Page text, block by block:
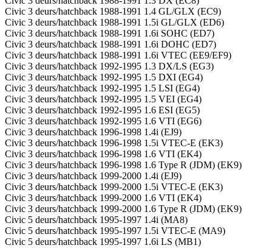
Civic 3 deurs/hatchback 1988-1991 1.4 GL/GLX (EC9)
Civic 3 deurs/hatchback 1988-1991 1.5i GL/GLX (ED6)
Civic 3 deurs/hatchback 1988-1991 1.6i SOHC (ED7)
Civic 3 deurs/hatchback 1988-1991 1.6i DOHC (ED7)
Civic 3 deurs/hatchback 1988-1991 1.6i VTEC (EE9/EF9)
Civic 3 deurs/hatchback 1992-1995 1.3 DX/LS (EG3)
Civic 3 deurs/hatchback 1992-1995 1.5 DXI (EG4)
Civic 3 deurs/hatchback 1992-1995 1.5 LSI (EG4)
Civic 3 deurs/hatchback 1992-1995 1.5 VEI (EG4)
Civic 3 deurs/hatchback 1992-1995 1.6 ESI (EG5)
Civic 3 deurs/hatchback 1992-1995 1.6 VTI (EG6)
Civic 3 deurs/hatchback 1996-1998 1.4i (EJ9)
Civic 3 deurs/hatchback 1996-1998 1.5i VTEC-E (EK3)
Civic 3 deurs/hatchback 1996-1998 1.6 VTI (EK4)
Civic 3 deurs/hatchback 1996-1998 1.6 Type R (JDM) (EK9)
Civic 3 deurs/hatchback 1999-2000 1.4i (EJ9)
Civic 3 deurs/hatchback 1999-2000 1.5i VTEC-E (EK3)
Civic 3 deurs/hatchback 1999-2000 1.6 VTI (EK4)
Civic 3 deurs/hatchback 1999-2000 1.6 Type R (JDM) (EK9)
Civic 5 deurs/hatchback 1995-1997 1.4i (MA8)
Civic 5 deurs/hatchback 1995-1997 1.5i VTEC-E (MA9)
Civic 5 deurs/hatchback 1995-1997 1.6i LS (MB1)